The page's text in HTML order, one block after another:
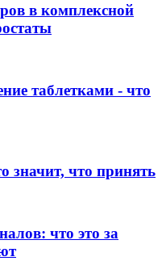
в комплексной
таблетками - что
значит, что принять
что это за